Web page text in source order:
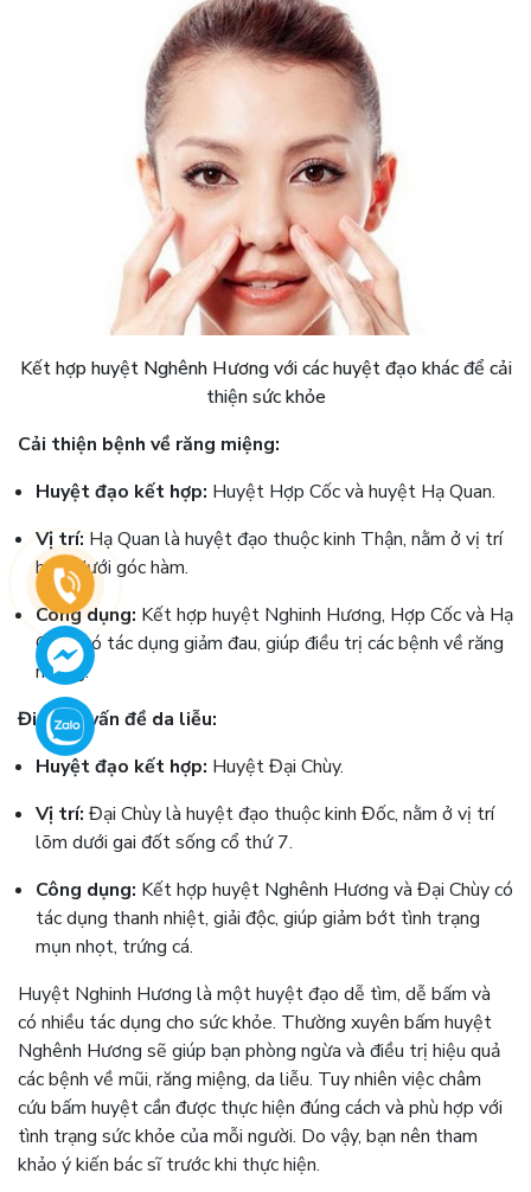
Kết hợp huyệt Nghênh Hương với các huyệt đạo khác để cải
thiện sức khỏe
Cải thiện bệnh về răng miệng:
Huyệt đạo kết hợp: Huyệt Hợp Cốc và huyệt Hạ Quan.
Vị trí: Hạ Quan là huyệt đạo thuộc kinh Thận, nằm ở vị trí
hõm dưới góc hàm.
Công dụng: Kết hợp huyệt Nghinh Hương, Hợp Cốc và Hạ
Quan có tác dụng giảm đau, giúp điều trị các bệnh về răng
miệng.
Điều trị vấn đề da liễu:
Huyệt đạo kết hợp: Huyệt Đại Chùy.
Vị trí: Đại Chùy là huyệt đạo thuộc kinh Đốc, nằm ở vị trí
lõm dưới gai đốt sống cổ thứ 7.
Công dụng: Kết hợp huyệt Nghênh Hương và Đại Chùy có
tác dụng thanh nhiệt, giải độc, giúp giảm bớt tình trạng
mụn nhọt, trứng cá.
Huyệt Nghinh Hương là một huyệt đạo dễ tìm, dễ bấm và
có nhiều tác dụng cho sức khỏe. Thường xuyên bấm huyệt
Nghênh Hương sẽ giúp bạn phòng ngừa và điều trị hiệu quả
các bệnh về mũi, răng miệng, da liễu. Tuy nhiên việc châm
cứu bấm huyệt cần được thực hiện đúng cách và phù hợp với
tình trạng sức khỏe của mỗi người. Do vậy, bạn nên tham
khảo ý kiến bác sĩ trước khi thực hiện.